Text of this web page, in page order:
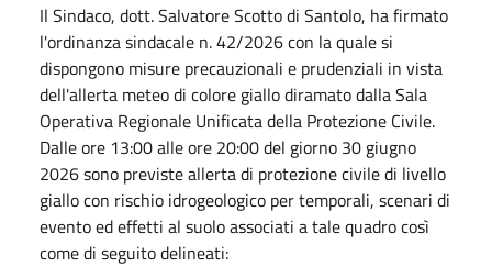
Il Sindaco, dott. Salvatore Scotto di Santolo, ha firmato
l'ordinanza sindacale n. 42/2026 con la quale si
dispongono misure precauzionali e prudenziali in vista
dell'allerta meteo di colore giallo diramato dalla Sala
Operativa Regionale Unificata della Protezione Civile.
Dalle ore 13:00 alle ore 20:00 del giorno 30 giugno
2026 sono previste allerta di protezione civile di livello
giallo con rischio idrogeologico per temporali, scenari di
evento ed effetti al suolo associati a tale quadro così
come di seguito delineati: